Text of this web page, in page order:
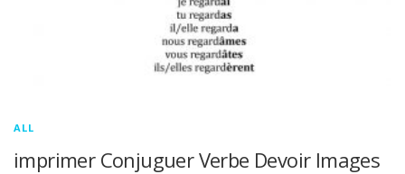
ALL
imprimer Conjuguer Verbe Devoir Images